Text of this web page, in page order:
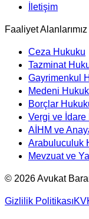
İletişim
Faaliyet Alanlarımız
Ceza Hukuku
Tazminat
Gayrimenkul
Medeni Hukuk
Borçlar
Vergi ve İdare
AİHM ve
Arabuluculuk
Mevzuat ve
© 2026Avukat
Gizlilik Politikası